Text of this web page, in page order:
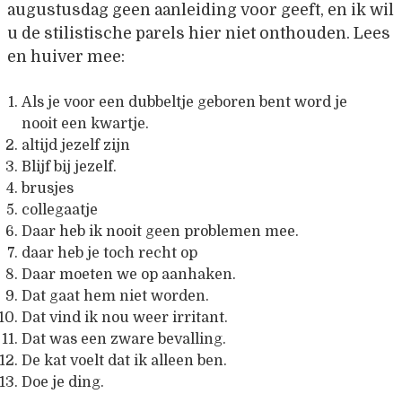
augustusdag geen aanleiding voor geeft, en ik wil
u de stilistische parels hier niet onthouden. Lees
en huiver mee:
Als je voor een dubbeltje geboren bent word je
nooit een kwartje.
altijd jezelf zijn
Blijf bij jezelf.
brusjes
collegaatje
Daar heb ik nooit geen problemen mee.
daar heb je toch recht op
Daar moeten we op aanhaken.
Dat gaat hem niet worden.
Dat vind ik nou weer irritant.
Dat was een zware bevalling.
De kat voelt dat ik alleen ben.
Doe je ding.